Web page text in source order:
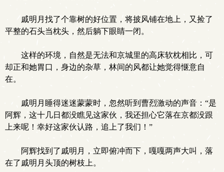
戚明月找了个靠树的好位置，将披风铺在地上，又捡了
平整的石头当枕头，然后躺下眼睛一闭。
这样的环境，自然是无法和京城里的高床软枕相比，可
却正和她胃口，身边的杂草，林间的风都让她觉得惬意自
在。
戚明月睡得迷迷蒙蒙时，忽然听到曹烈激动的声音：“是
阿辉，这十几日都没瞧见这家伙，我还担心它落在京都没跟
上来呢！幸好这家伙认路，追上了我们！”
阿辉找到了戚明月，立即俯冲而下，嘎嘎两声大叫，落
在了戚明月头顶的树枝上。